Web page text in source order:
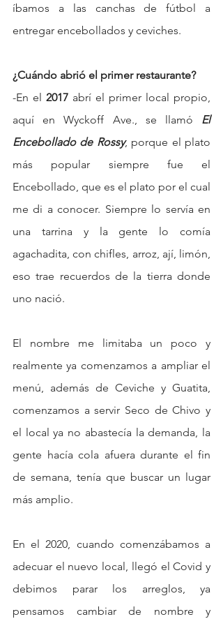
íbamos a las canchas de fútbol a
entregar encebollados y ceviches.
¿Cuándo abrió el primer restaurante?
-En el 2017 abrí el primer local propio,
aquí en Wyckoff Ave., se llamó El
Encebollado de Rossy, porque el plato
más popular siempre fue el
Encebollado, que es el plato por el cual
me di a conocer. Siempre lo servía en
una tarrina y la gente lo comía
agachadita, con chifles, arroz, ají, limón,
eso trae recuerdos de la tierra donde
uno nació.
El nombre me limitaba un poco y
realmente ya comenzamos a ampliar el
menú, además de Ceviche y Guatita,
comenzamos a servir Seco de Chivo y
el local ya no abastecía la demanda, la
gente hacía cola afuera durante el fin
de semana, tenía que buscar un lugar
más amplio.
En el 2020, cuando comenzábamos a
adecuar el nuevo local, llegó el Covid y
debimos parar los arreglos, ya
pensamos cambiar de nombre y